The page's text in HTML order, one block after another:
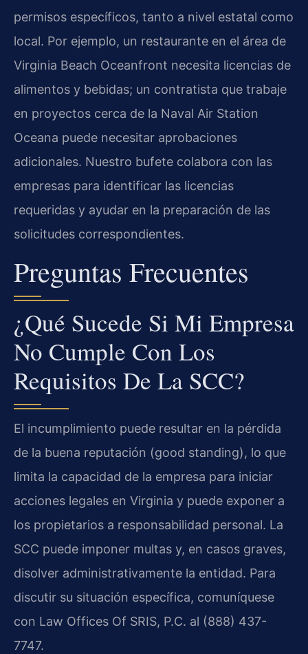
permisos específicos, tanto a nivel estatal como
local. Por ejemplo, un restaurante en el área de
Virginia Beach Oceanfront necesita licencias de
alimentos y bebidas; un contratista que trabaje
en proyectos cerca de la Naval Air Station
Oceana puede necesitar aprobaciones
adicionales. Nuestro bufete colabora con las
empresas para identificar las licencias
requeridas y ayudar en la preparación de las
solicitudes correspondientes.
Preguntas Frecuentes
¿Qué Sucede Si Mi Empresa
No Cumple Con Los
Requisitos De La SCC?
El incumplimiento puede resultar en la pérdida
de la buena reputación (good standing), lo que
limita la capacidad de la empresa para iniciar
acciones legales en Virginia y puede exponer a
los propietarios a responsabilidad personal. La
SCC puede imponer multas y, en casos graves,
disolver administrativamente la entidad. Para
discutir su situación específica, comuníquese
con Law Offices Of SRIS, P.C. al (888) 437-
7747.